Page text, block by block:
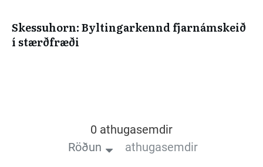
Skessuhorn: Byltingarkennd fjarnámskeið
í stærðfræði
0 athugasemdir
Röðun
athugasemdir